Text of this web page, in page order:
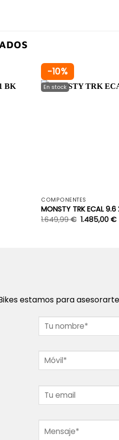
-10%
COMPONENTES
MONSTY TRK ECAL 9.6
1.649,99€ 1.485,00€
estamos para